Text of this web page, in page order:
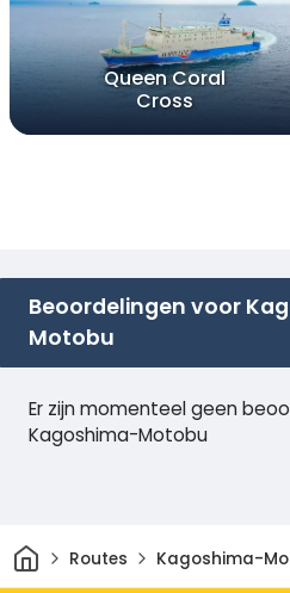
Queen Coral
Cross
Beoordelingen voor
Motobu
Er zijn momenteel geen
Kagoshima-Motobu
ThuisRoutes Kagoshima-